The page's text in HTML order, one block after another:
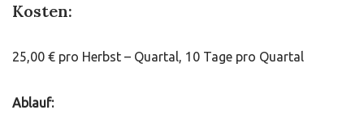
Kosten:
25,00 € pro Herbst – Quartal, 10 Tage pro Quartal
Ablauf: